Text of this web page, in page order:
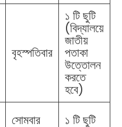
বৃহস্পতিবার
১ টি ছুটি
(বিদ্যালয়ে
জাতীয়
পতাকা
উত্তোলন
করতে
হবে)
সোমবার ১ টি ছুটি